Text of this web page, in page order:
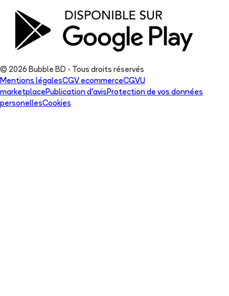
© 2026 Bubble BD - Tous droits réservés
Mentions légalesCGV ecommerceCGVU
marketplace Publication d'avis Protection de vos données
personellesCookies